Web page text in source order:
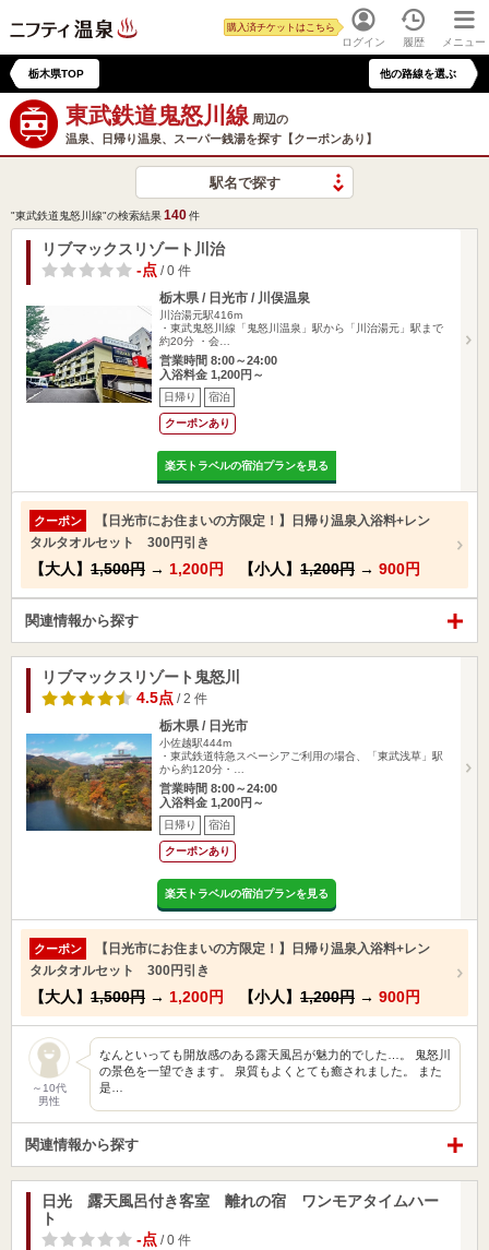
ログイン
購入済チケットはこちら
履歴 メニュー
栃木県TOP 他の路線を選ぶ
東武鉄道鬼怒川線 周辺の
温泉、日帰り温泉、スーパー銭湯を探す【クーポンあり】
駅名で探す
"東武鉄道鬼怒川線"の検索結果140件
リブマックスリゾート川治
-点 / 0 件
栃木県 / 日光市 / 川俣温泉
川治湯元駅416m
・東武鬼怒川線「鬼怒川温泉」駅から「川治湯元」駅まで
約20分 ・会…
営業時間 8:00～24:00
入浴料金 1,200円～
日帰り 宿泊
クーポンあり
楽天トラベルの宿泊プランを見る
クーポン
【日光市にお住まいの方限定！】日帰り温泉入浴料+レン
タルタオルセット 300円引き
【大人】 1,500円 → 1,200円 【小人】 1,200円 → 900円
関連情報から探す
リブマックスリゾート鬼怒川
4.5点 / 2 件
栃木県 / 日光市
小佐越駅444m
・東武鉄道特急スペーシアご利用の場合、「東武浅草」駅
から約120分・…
営業時間 8:00～24:00
入浴料金 1,200円～
日帰り 宿泊
クーポンあり
楽天トラベルの宿泊プランを見る
クーポン
【日光市にお住まいの方限定！】日帰り温泉入浴料+レン
タルタオルセット 300円引き
【大人】 1,500円 → 1,200円 【小人】 1,200円 → 900円
～10代
男性
なんといっても開放感のある露天風呂が魅力的でした…。 鬼怒川
の景色を一望できます。 泉質もよくとても癒されました。 また
是…
関連情報から探す
日光 露天風呂付き客室 離れの宿 ワンモアタイムハー
ト
-点 / 0 件